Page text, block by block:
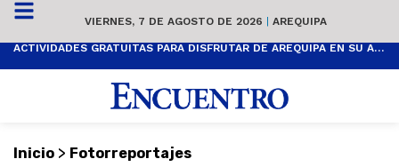
VIERNES, 7 DE AGOSTO DE 2026 | AREQUIPA
ACTIVIDADES GRATUITAS PARA DISFRUTAR DE AREQUIPA EN SU ANIVERSARIO
Inicio > Fotorreportajes